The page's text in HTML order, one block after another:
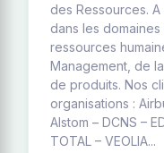
des Ressources.
dans les
ressources
Management, de
de produits. Nos
organisations :
Alstom – DCNS –
TOTAL – VEOLIA...